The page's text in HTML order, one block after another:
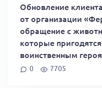
Обновление
от организации
обращение с
которые
воинственным
0 7705